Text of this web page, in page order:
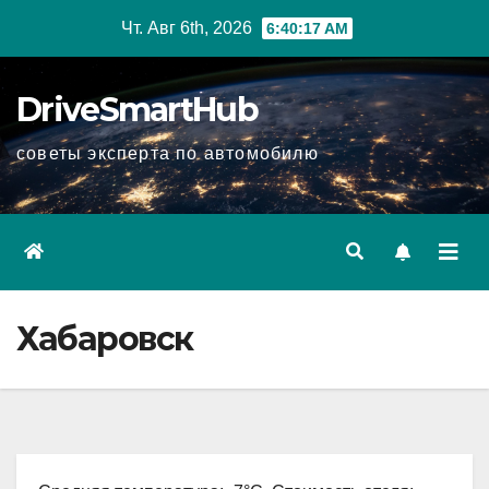
Чт. Авг 6th, 2026 6:40:18 AM
DriveSmartHub
советы эксперта по автомобилю
Хабаровск